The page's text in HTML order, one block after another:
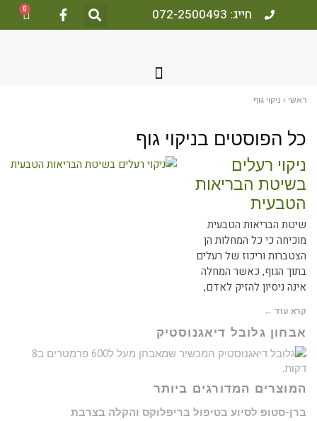
חייג: 072-2500493
› ניקוי גוף
הפוסטים ב ניקוי גוף
רעלים
הבריאות
הבריאות הטבעית
כי כל המחלות הן
וריכוז של רעלים
הגוף, כאשר המחלה
ניסיון להזיק לאדם,
עוד ←
גלובל דיאגנוסטיק
המדורגים ביותר
סטופ לסיוע בטיפול בריפלוקס והקלה בצרבת